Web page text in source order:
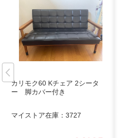
カリモク60 Kチェア 2シータ
ー 脚カバー付き
マイストア在庫： 3727